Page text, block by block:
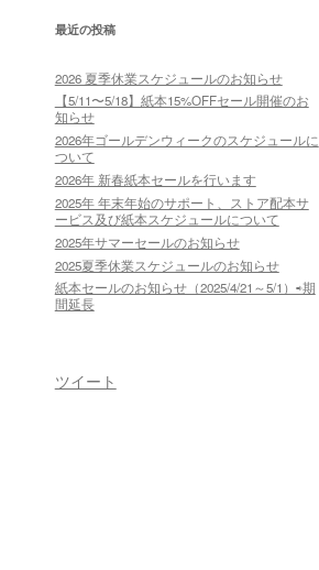
最近の投稿
2026 夏季休業スケジュールのお知らせ
【5/11〜5/18】紙本15%OFFセール開催のお
知らせ
2026年ゴールデンウィークのスケジュールに
ついて
2026年 新春紙本セールを行います
2025年 年末年始のサポート、ストア配本サ
ービス及び紙本スケジュールについて
2025年サマーセールのお知らせ
2025夏季休業スケジュールのお知らせ
紙本セールのお知らせ（2025/4/21～5/1）⇨期
間延長
ツイート